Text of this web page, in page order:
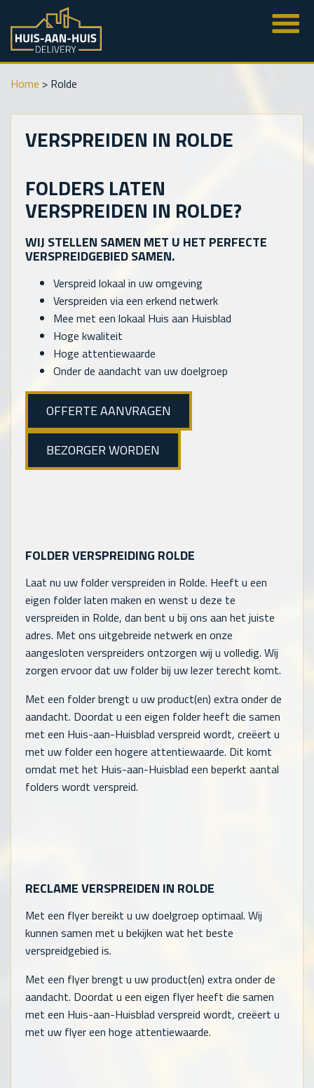
Home > Rolde
VERSPREIDEN IN ROLDE
FOLDERS LATEN
VERSPREIDEN IN ROLDE?
WIJ STELLEN SAMEN MET U HET PERFECTE
VERSPREIDGEBIED SAMEN.
Verspreid lokaal in uw omgeving
Verspreiden via een erkend netwerk
Mee met een lokaal Huis aan Huisblad
Hoge kwaliteit
Hoge attentiewaarde
Onder de aandacht van uw doelgroep
OFFERTE AANVRAGEN
BEZORGER WORDEN
FOLDER VERSPREIDING ROLDE
Laat nu uw folder verspreiden in Rolde. Heeft u een
eigen folder laten maken en wenst u deze te
verspreiden in Rolde, dan bent u bij ons aan het juiste
adres. Met ons uitgebreide netwerk en onze
aangesloten verspreiders ontzorgen wij u volledig. Wij
zorgen ervoor dat uw folder bij uw lezer terecht komt.
Met een folder brengt u uw product(en) extra onder de
aandacht. Doordat u een eigen folder heeft die samen
met een Huis-aan-Huisblad verspreid wordt, creëert u
met uw folder een hogere attentiewaarde. Dit komt
omdat met het Huis-aan-Huisblad een beperkt aantal
folders wordt verspreid.
RECLAME VERSPREIDEN IN ROLDE
Met een flyer bereikt u uw doelgroep optimaal. Wij
kunnen samen met u bekijken wat het beste
verspreidgebied is.
Met een flyer brengt u uw product(en) extra onder de
aandacht. Doordat u een eigen flyer heeft die samen
met een Huis-aan-Huisblad verspreid wordt, creëert u
met uw flyer een hoge attentiewaarde.